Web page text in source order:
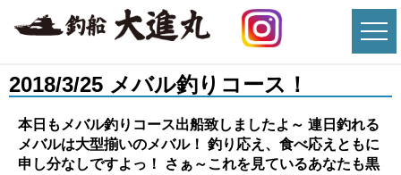
2018/3/25 メバル釣りコース！
本日もメバル釣りコース出船致しましたよ～ 連日釣れる
メバルは大型揃いのメバル！ 釣り応え、食べ応えともに
申し分なしですよっ！ さぁ～これを見ているあなたも黒